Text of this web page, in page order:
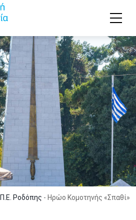
περιεχόμενο
Π.Ε. Ροδόπης - Ηρώο Κομοτηνής «Σπαθί»